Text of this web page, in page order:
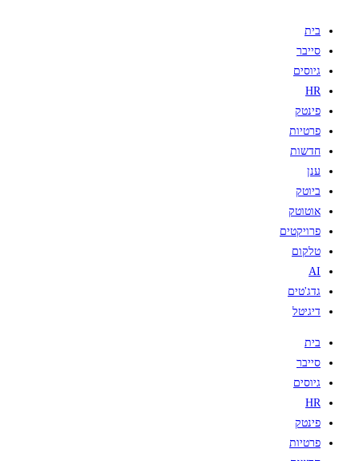
בית
סייבר
גיוסים
HR
פינטק
פרטיות
חדשות
ענן
ביוטק
אוטוטק
פרויקטים
טלקום
AI
גדג'טים
דיגיטל
בית
סייבר
גיוסים
HR
פינטק
פרטיות